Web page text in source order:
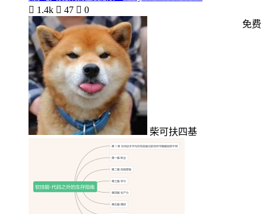
 1.4k  47  0
柴可扶四基
免费